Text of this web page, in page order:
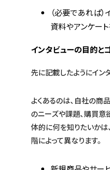
（必要であれば
資料やアンケー
インタビューの目的と
先に記載したようにイン
よくあるのは、自社の商
のニーズや課題、購買意
体的に何を知りたいか
階によって異なります。